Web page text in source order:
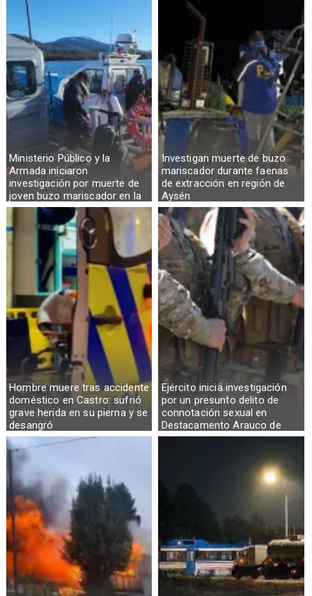
Ministerio Público y la
Armada iniciaron
investigación por muerte de
joven buzo mariscador en la
Región de Aysén
Investigan muerte de buzo
mariscador durante faenas
de extracción en región de
Aysén
Hombre muere tras accidente
doméstico en Castro: sufrió
grave herida en su pierna y se
desangró
Ejército inicia investigación
por un presunto delito de
connotación sexual en
Destacamento Arauco de
Osorno